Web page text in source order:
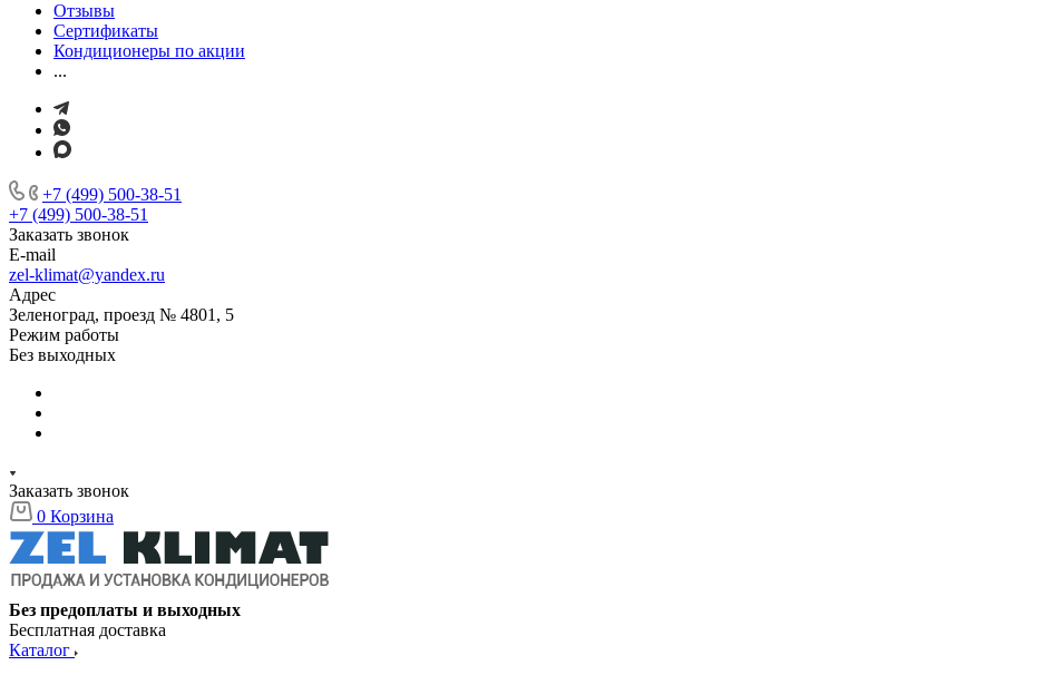
Отзывы
Сертификаты
Кондиционеры по акции
...
+7 (499) 500-38-51
+7 (499) 500-38-51
Заказать звонок
E-mail
zel-klimat@yandex.ru
Адрес
Зеленоград, проезд № 4801, 5
Режим работы
Без выходных
Заказать звонок
0 Корзина
Без предоплаты и выходных
Бесплатная доставка
Каталог